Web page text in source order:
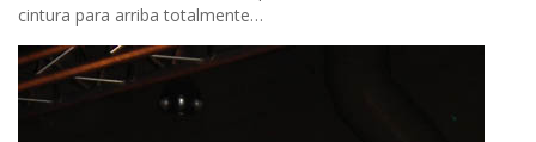
cintura para arriba totalmente…